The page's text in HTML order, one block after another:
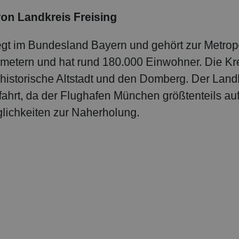
Landkreis Freising
im Bundesland Bayern und gehört zur
und hat rund 180.000 Einwohner. Die
Altstadt und den Domberg. Der
da der Flughafen München größtenteils
zur Naherholung.